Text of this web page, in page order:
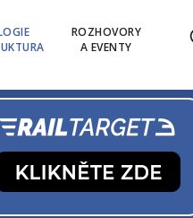
ROZHOVORY
A EVENTY